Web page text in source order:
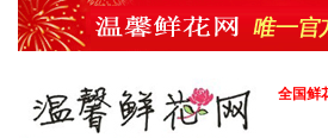
全国鲜